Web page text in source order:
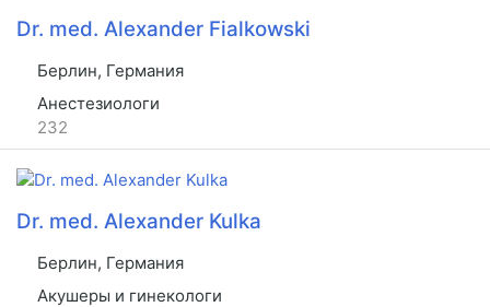
Dr. med. Alexander Fialkowski
Берлин, Германия
Анестезиологи
232
Dr. med. Alexander Kulka
Берлин, Германия
Акушеры и гинекологи